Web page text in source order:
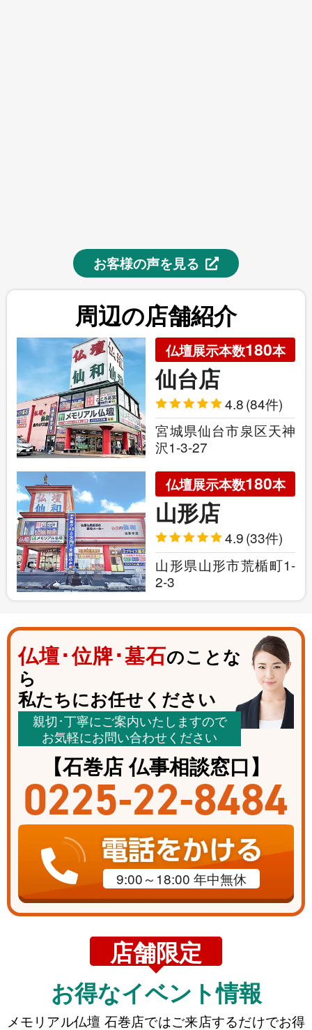
お客様の声を見る
周辺の店舗紹介
仏壇展示本数180本
仙台店
4.8(84件)
宮城県仙台市泉区天神
沢1-3-27
仏壇展示本数180本
山形店
4.9(33件)
山形県山形市荒楯町1-
2-3
仏壇･位牌･墓石のことな
ら
私たちにお任せください
親切･丁寧にご案内いたしますので
お気軽にお問い合わせください
【石巻店 仏事相談窓口】
0225-22-8484
9:00～18:00 年中無休
店舗限定
お得なイベント情報
メモリアル仏壇 石巻店ではご来店するだけでお得